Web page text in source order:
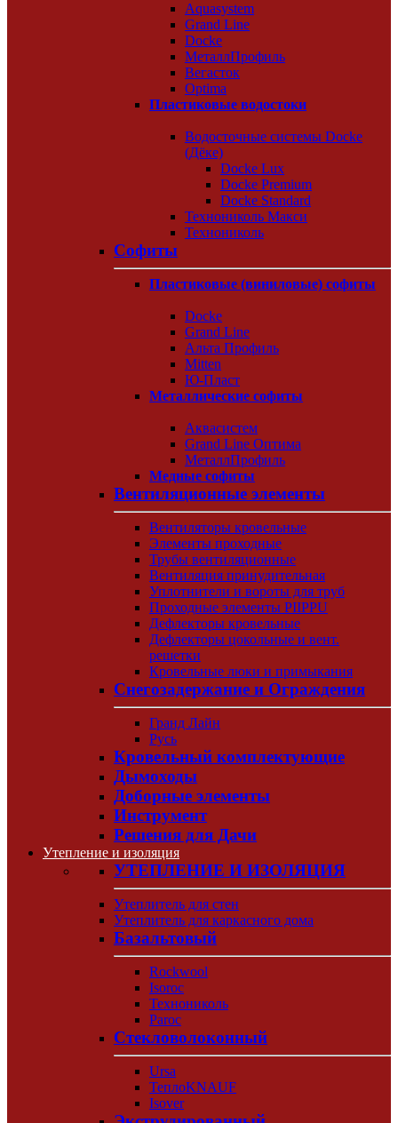
Aquasystem
Grand Line
Docke
МеталлПрофиль
Вегасток
Optima
Пластиковые водостоки
Водосточные системы Docke
(Дёке)
Docke Lux
Docke Premium
Docke Standard
Технониколь Макси
Технониколь
Софиты
Пластиковые (виниловые) софиты
Docke
Grand Line
Альта Профиль
Mitten
Ю-Пласт
Металлические софиты
Аквасистем
Grand Line Оптима
МеталлПрофиль
Медные софиты
Вентиляционные элементы
Вентиляторы кровельные
Элементы проходные
Трубы вентиляционные
Вентиляция принудительная
Уплотнители и вороты для труб
Проходные элементы PIIPPU
Дефлекторы кровельные
Дефлекторы цокольные и вент.
решетки
Кровельные люки и примыкания
Снегозадержание и Ограждения
Гранд Лайн
Русь
Кровельный комплектующие
Дымоходы
Доборные элементы
Инструмент
Решения для Дачи
Утепление и изоляция
УТЕПЛЕНИЕ И ИЗОЛЯЦИЯ
Утеплитель для стен
Утеплитель для каркасного дома
Базальтовый
Rockwool
Isoroc
Технониколь
Paroc
Стекловолоконный
Ursa
ТеплоKNAUF
Isover